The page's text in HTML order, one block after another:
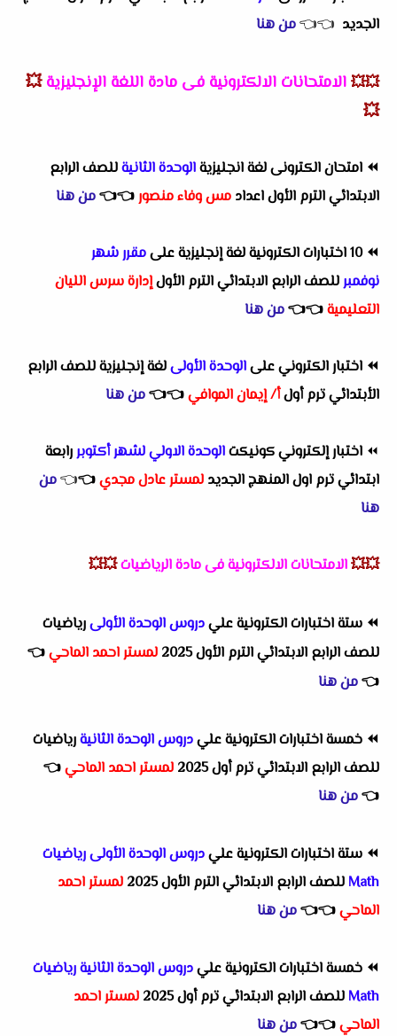
الجديد 👈
👈من هنا
💥💥 الامتحانات الالكترونية فى مادة اللغة الإنجليزية 💥
💥
⏪ امتحان الكترونى لغة انجليزيةالوحدة الثانيةللصف الرابع
الابتدائي الترم الأول اعداد مس وفاء منصور👈
👈من هنا
⏪10 اختبارات الكترونية لغة إنجليزية على
مقرر شهر
نوفمبرللصف الرابع الابتدائي الترم الأولإدارة سرس الليان
التعليمية👈
👈من هنا
⏪ اختبار الكتروني علىالوحدة الأولىلغة إنجليزية للصف الرابع
الأبتدائي ترم أولأ/ إيمان الموافي👈
👈من هنا
⏪ اختبار إلكتروني كونيكتالوحدة الاولي لشهر أكتوبررابعة
ابتدائي ترم اول المنهج الجديد لمستر عادل مجدي👈
👈من
هنا
💥💥الامتحانات الالكترونية فى مادة الرياضيات💥💥
⏪ ستة اختبارات الكترونية عليدروس الوحدة الأولىرياضيات
للصف الرابع الابتدائي الترم الأول 2025
لمستر احمد الماحي👈
👈من هنا
⏪ خمسة اختبارات الكترونية عليدروس الوحدة الثانيةرياضيات
للصف الرابع الابتدائي ترم أول 2025
لمستر احمد الماحي👈
👈من هنا
⏪ ستة اختبارات الكترونية عليدروس الوحدة الأولى رياضيات
Math للصف الرابع الابتدائي الترم الأول 2025
لمستر احمد
الماحي👈
👈من هنا
⏪ خمسة اختبارات الكترونية عليدروس الوحدة الثانية رياضيات
Math للصف الرابع الابتدائي ترم أول 2025
لمستر احمد
الماحي👈
👈من هنا